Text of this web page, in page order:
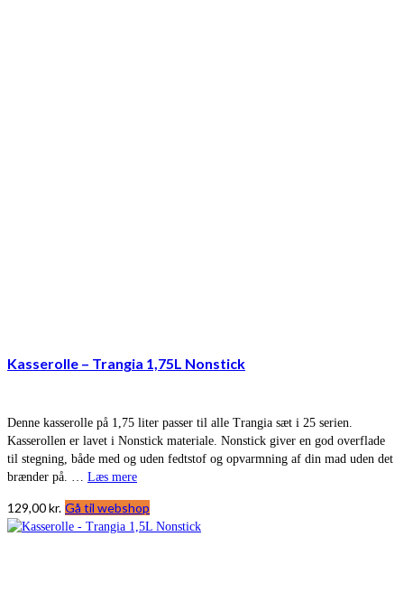
Kasserolle – Trangia 1,75L Nonstick
Denne kasserolle på 1,75 liter passer til alle Trangia sæt i 25 serien.
Kasserollen er lavet i Nonstick materiale. Nonstick giver en god overflade
til stegning, både med og uden fedtstof og opvarmning af din mad uden det
brænder på. … Læs mere
129,00kr. Gå til webshop